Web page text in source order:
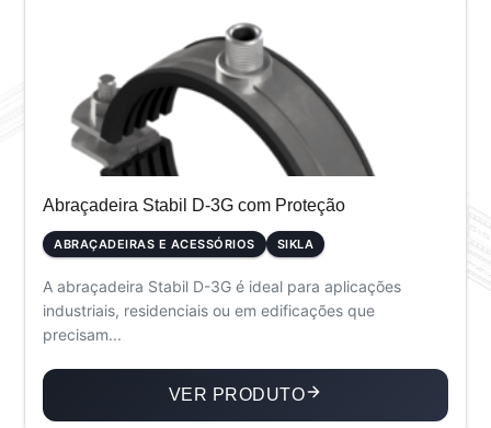
Abraçadeira Stabil D-3G com Proteção
ABRAÇADEIRAS E ACESSÓRIOS SIKLA
A abraçadeira Stabil D-3G é ideal para aplicações
industriais, residenciais ou em edificações que
precisam...
VER PRODUTO